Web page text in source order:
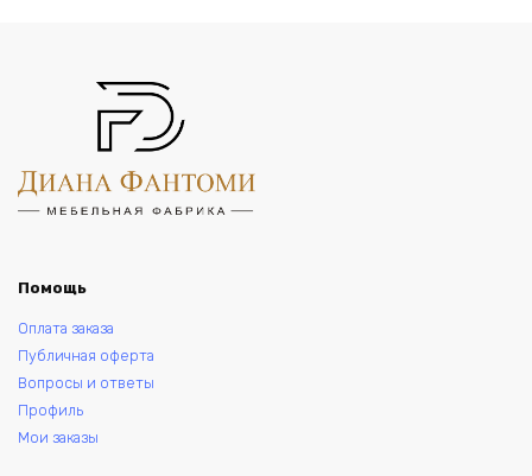
Помощь
Оплата заказа
Публичная оферта
Вопросы и ответы
Профиль
Мои заказы